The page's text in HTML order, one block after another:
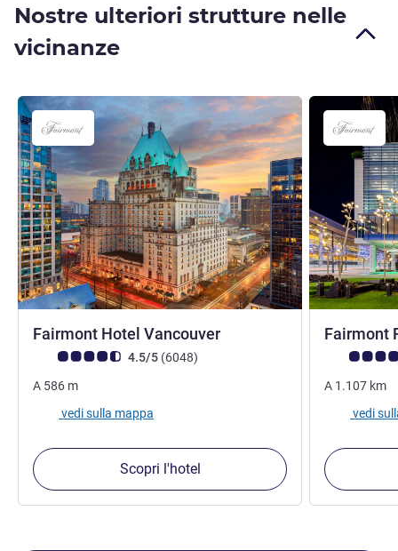
Nostre ulteriori strutture nelle
vicinanze
Fairmont Hotel Vancouver
Giudizio clienti (Valutazione ALL)
4.5/5 (6048recensioni
)
A 586 m
vedi sulla mappa
Scopri l'hotel
Fairmont
Giudizio
A 1.107 km
vedi